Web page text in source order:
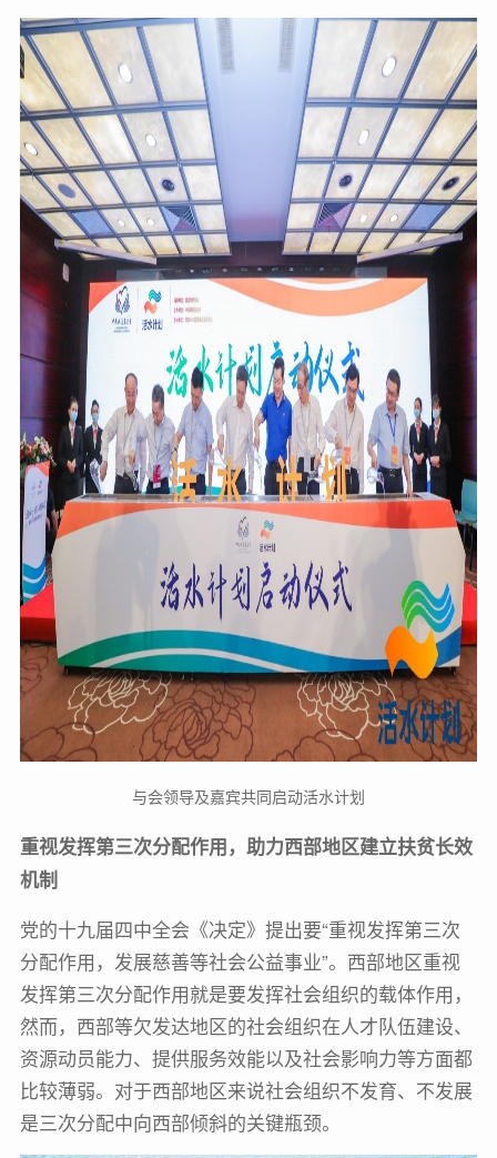
与会领导及嘉宾共同启动活水计划
重视发挥第三次分配作用，助力西部地区建立扶贫长效
机制
党的十九届四中全会《决定》提出要“重视发挥第三次
分配作用，发展慈善等社会公益事业”。西部地区重视
发挥第三次分配作用就是要发挥社会组织的载体作用，
然而，西部等欠发达地区的社会组织在人才队伍建设、
资源动员能力、提供服务效能以及社会影响力等方面都
比较薄弱。对于西部地区来说社会组织不发育、不发展
是三次分配中向西部倾斜的关键瓶颈。